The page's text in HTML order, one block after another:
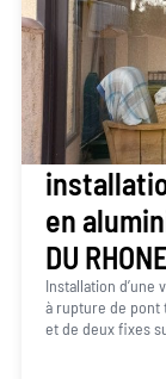
en
DU
Installation d’une
à rupture de pont
et de deux fixes